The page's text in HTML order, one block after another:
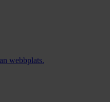
webbplats.